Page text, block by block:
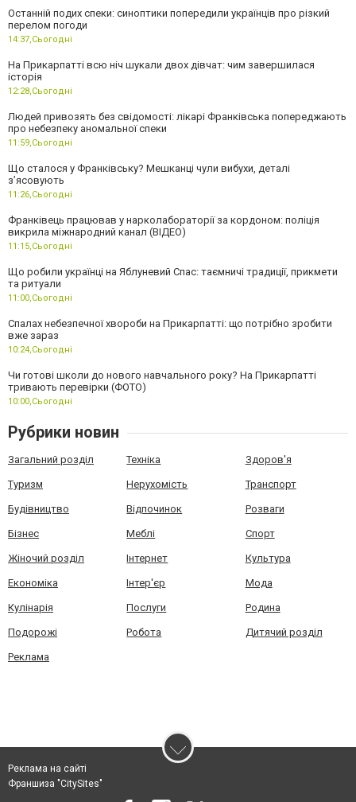
Останній подих спеки: синоптики попередили українців про різкий
перелом погоди
14:37,Сьогодні
На Прикарпатті всю ніч шукали двох дівчат: чим завершилася
історія
12:28,Сьогодні
Людей привозять без свідомості: лікарі Франківська попереджають
про небезпеку аномальної спеки
11:59,Сьогодні
Що сталося у Франківську? Мешканці чули вибухи, деталі
з’ясовують
11:26,Сьогодні
Франківець працював у нарколабораторії за кордоном: поліція
викрила міжнародний канал (ВІДЕО)
11:15,Сьогодні
Що робили українці на Яблуневий Спас: таємничі традиції, прикмети
та ритуали
11:00,Сьогодні
Спалах небезпечної хвороби на Прикарпатті: що потрібно зробити
вже зараз
10:24,Сьогодні
Чи готові школи до нового навчального року? На Прикарпатті
тривають перевірки (ФОТО)
10:00,Сьогодні
Рубрики новин
Загальний розділ Техніка Здоров'я
Туризм Нерухомість Транспорт
Будівництво Відпочинок Розваги
Бізнес Меблі Спорт
Жіночий розділ Інтернет Культура
Економіка Інтер'єр Мода
Кулінарія Послуги Родина
Подорожі Робота Дитячий розділ
Реклама
Реклама на сайті
Франшиза "CitySites"